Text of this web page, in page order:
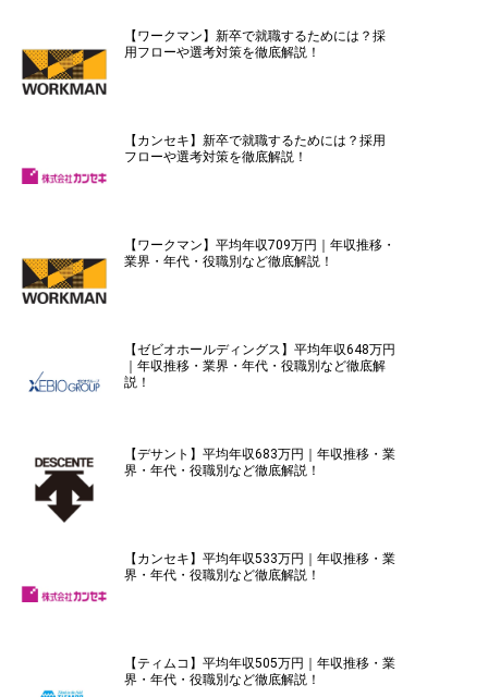
【ワークマン】新卒で就職するためには？採
用フローや選考対策を徹底解説！
【カンセキ】新卒で就職するためには？採用
フローや選考対策を徹底解説！
【ワークマン】平均年収709万円｜年収推移・
業界・年代・役職別など徹底解説！
【ゼビオホールディングス】平均年収648万円
｜年収推移・業界・年代・役職別など徹底解
説！
【デサント】平均年収683万円｜年収推移・業
界・年代・役職別など徹底解説！
【カンセキ】平均年収533万円｜年収推移・業
界・年代・役職別など徹底解説！
【ティムコ】平均年収505万円｜年収推移・業
界・年代・役職別など徹底解説！